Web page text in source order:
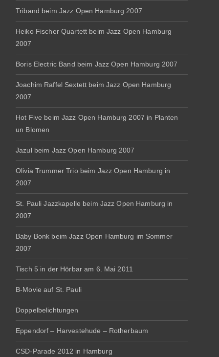
Triband beim Jazz Open Hamburg 2007
Heiko Fischer Quartett beim Jazz Open Hamburg
2007
Boris Electric Band beim Jazz Open Hamburg 2007
Joachim Raffel Sextett beim Jazz Open Hamburg
2007
Hot Five beim Jazz Open Hamburg 2007 in Planten
un Blomen
Jazul beim Jazz Open Hamburg 2007
Olivia Trummer Trio beim Jazz Open Hamburg in
2007
St. Pauli Jazzkapelle beim Jazz Open Hamburg in
2007
Baby Bonk beim Jazz Open Hamburg im Sommer
2007
Tisch 5 in der Hörbar am 6. Mai 2011
B-Movie auf St. Pauli
Doppelbelichtungen
Eppendorf – Harvestehude – Rotherbaum
CSD-Parade 2012 in Hamburg